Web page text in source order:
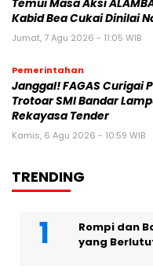
Temui Masa Aksi
Kabid Bea Cukai Dinilai
Jumat, 7 Agu 2026 - 11:05 WIB
Pemerintahan
Janggal! FAGAS Curigai
Trotoar SMI Bandar
Rekayasa Tender
Kamis, 6 Agu 2026 - 10:59 WIB
TRENDING
Rompi dan
yang